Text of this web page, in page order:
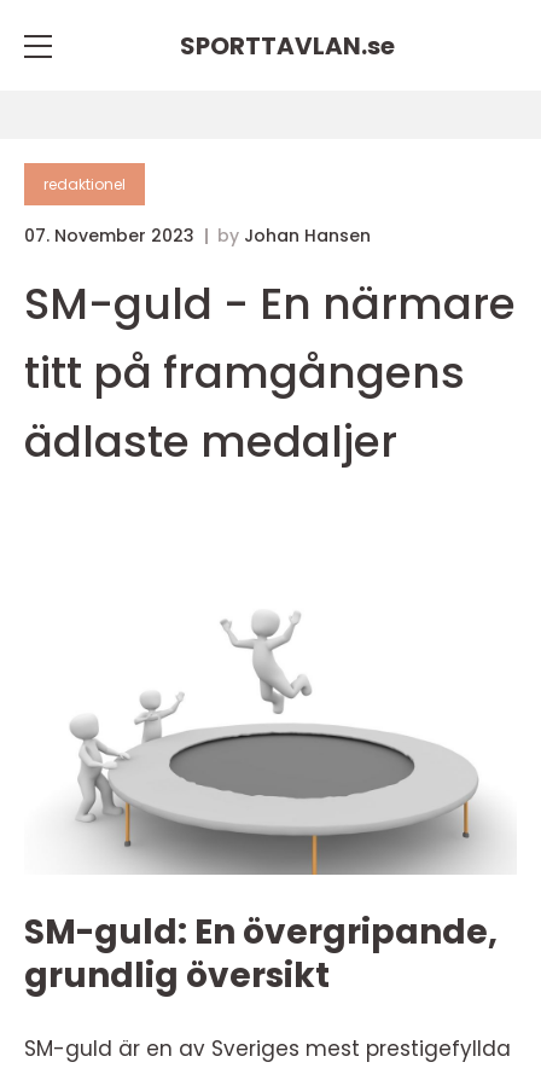
SPORTTAVLAN.se
redaktionel
07. November 2023 by Johan Hansen
SM-guld - En närmare
titt på framgångens
ädlaste medaljer
SM-guld: En övergripande,
grundlig översikt
SM-guld är en av Sveriges mest prestigefyllda